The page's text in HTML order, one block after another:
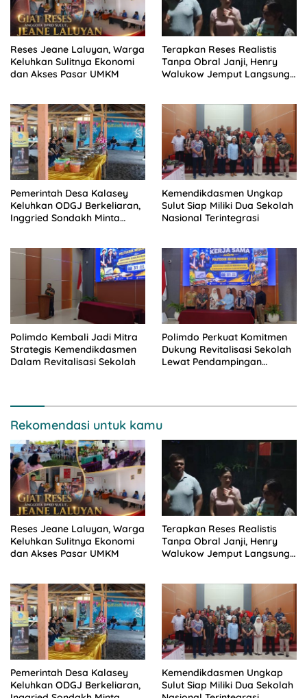
Reses Jeane Laluyan, Warga
Keluhkan Sulitnya Ekonomi
dan Akses Pasar UMKM
Terapkan Reses Realistis
Tanpa Obral Janji, Henry
Walukow Jemput Langsung
Pemerintah Desa Kalasey
Keluhkan ODGJ Berkeliaran,
Inggried Sondakh Minta
Kemendikdasmen Ungkap
Sulut Siap Miliki Dua Sekolah
Nasional Terintegrasi
Polimdo Kembali Jadi Mitra
Strategis Kemendikdasmen
Dalam Revitalisasi Sekolah
Polimdo Perkuat Komitmen
Dukung Revitalisasi Sekolah
Lewat Pendampingan
Rekomendasi untuk kamu
Reses Jeane Laluyan, Warga
Keluhkan Sulitnya Ekonomi
dan Akses Pasar UMKM
Terapkan Reses Realistis
Tanpa Obral Janji, Henry
Walukow Jemput Langsung
Pemerintah Desa Kalasey
Keluhkan ODGJ Berkeliaran,
Kemendikdasmen Ungkap
Sulut Siap Miliki Dua Sekolah